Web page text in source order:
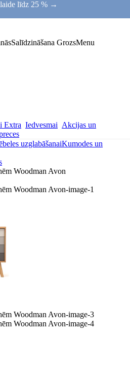
līdz 25 % →
Salīdzināšana GrozsMenu
Extra Iedvesmai Akcijas un
uzglabāšanaiKumodes un